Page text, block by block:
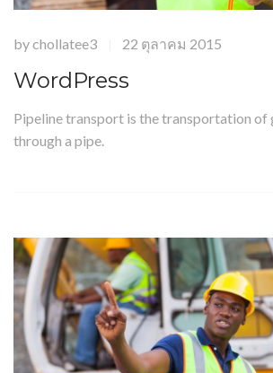
bychollatee3 22 ตุลาคม 2015
WordPress
Pipeline transport is the transportation of
through a pipe.